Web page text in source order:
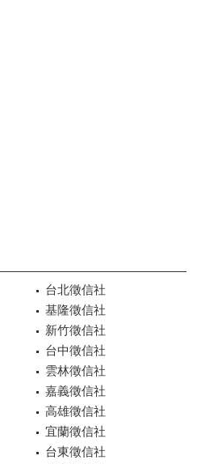
台北徵信社
基隆徵信社
新竹徵信社
台中徵信社
雲林徵信社
嘉義徵信社
高雄徵信社
宜蘭徵信社
台東徵信社